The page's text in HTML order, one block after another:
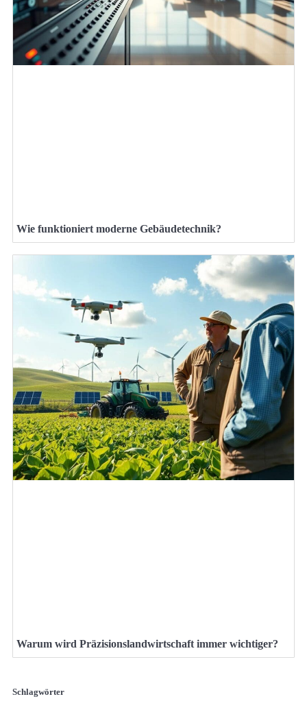
Wie funktioniert moderne Gebäudetechnik?
Warum wird Präzisionslandwirtschaft immer wichtiger?
Schlagwörter